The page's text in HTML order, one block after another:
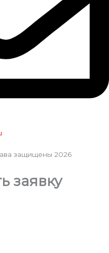
защищены 2026
заявку